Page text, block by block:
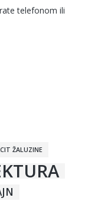
telefonom ili
ŽALUZINE